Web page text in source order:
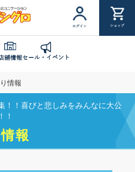
ログイン ショップ
舗情報セール・イベント
情報
！！喜びと悲しみをみんなに大公
！
報